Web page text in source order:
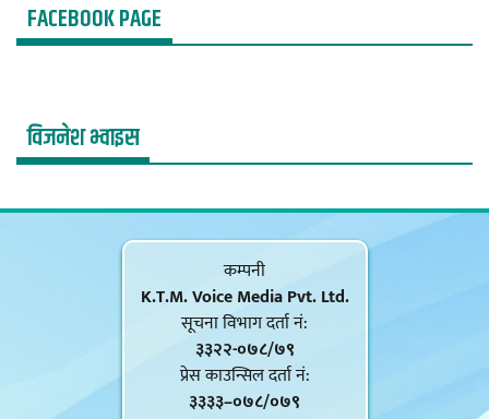
FACEBOOK PAGE
विजनेश भ्वाइस
कम्पनी
K.T.M. Voice Media Pvt. Ltd.
सूचना विभाग दर्ता नं‍:
३३२२-०७८/७९
प्रेस काउन्सिल दर्ता नं‍:
३३३३–०७८/०७९